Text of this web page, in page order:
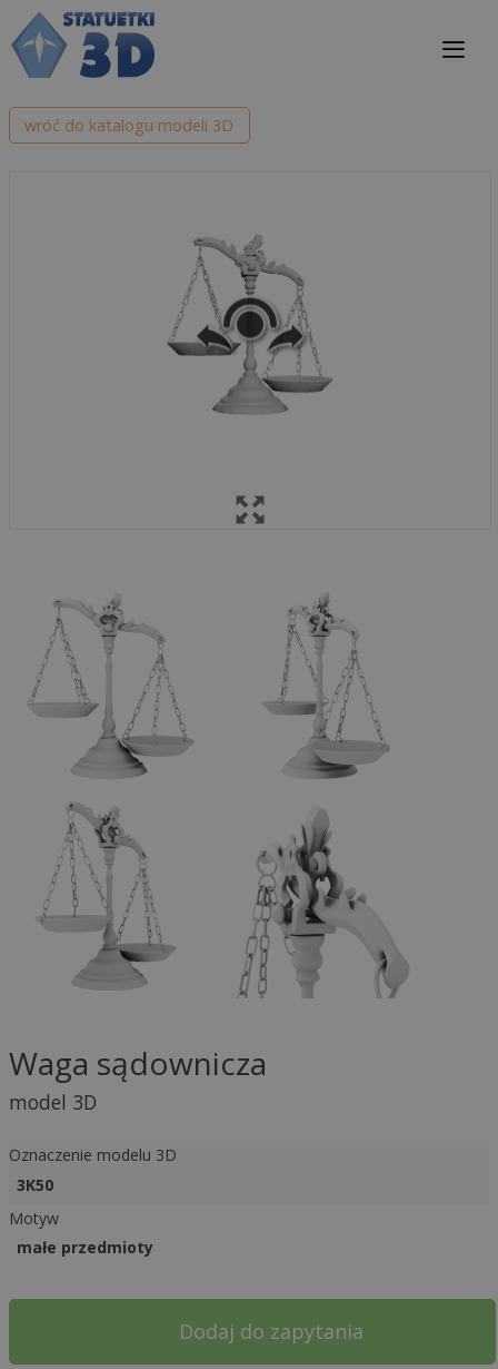
Przejdź
do
treści
wróć do katalogu modeli 3D
Waga sądownicza
model 3D
Oznaczenie modelu 3D
3K50
Motyw
małe przedmioty
Dodaj do zapytania